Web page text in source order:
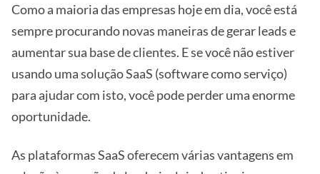
Como a maioria das empresas hoje em dia, você está
sempre procurando novas maneiras de gerar leads e
aumentar sua base de clientes. E se você não estiver
usando uma solução SaaS (software como serviço)
para ajudar com isto, você pode perder uma enorme
oportunidade.
As plataformas SaaS oferecem várias vantagens em